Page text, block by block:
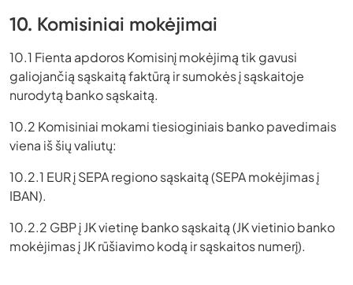
10. Komisiniai mokėjimai
10.1 Fienta apdoros Komisinį mokėjimą tik gavusi
galiojančią sąskaitą faktūrą ir sumokės į sąskaitoje
nurodytą banko sąskaitą.
10.2 Komisiniai mokami tiesioginiais banko pavedimais
viena iš šių valiutų:
10.2.1 EUR į SEPA regiono sąskaitą (SEPA mokėjimas į
IBAN).
10.2.2 GBP į JK vietinę banko sąskaitą (JK vietinio banko
mokėjimas į JK rūšiavimo kodą ir sąskaitos numerį).